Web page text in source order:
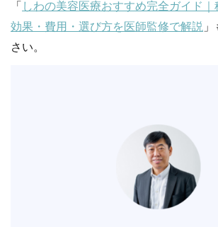
「 しわの美容医療おすすめ完全ガイド｜
効果・費用・選び方を医師監修で解説
さい。